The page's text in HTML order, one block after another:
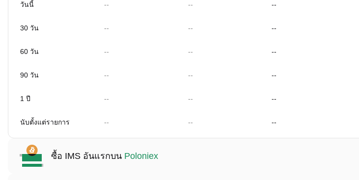
วันนี้ -- -- --
30 วัน -- -- --
60 วัน -- -- --
90 วัน -- -- --
1 ปี -- -- --
นับตั้งแต่รายการ -- -- --
ซื้อ IMS อันแรกบน Poloniex